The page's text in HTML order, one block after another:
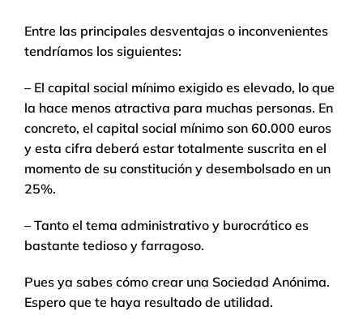
Entre las principales desventajas o inconvenientes
tendríamos los siguientes:
– El capital social mínimo exigido es elevado, lo que
la hace menos atractiva para muchas personas. En
concreto, el capital social mínimo son 60.000 euros
y esta cifra deberá estar totalmente suscrita en el
momento de su constitución y desembolsado en un
25%.
– Tanto el tema administrativo y burocrático es
bastante tedioso y farragoso.
Pues ya sabes cómo crear una Sociedad Anónima.
Espero que te haya resultado de utilidad.